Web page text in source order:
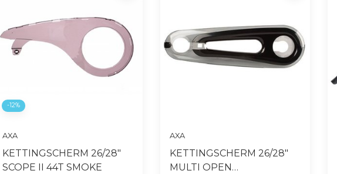
-12%
AXA
KETTINGSCHERM 26/28"
SCOPE II 44T SMOKE
AXA
KETTINGSCHERM 26/28"
MULTI OPEN